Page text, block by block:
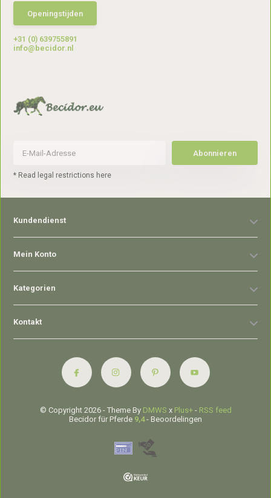
Openingstijden
+31 (0) 639755891
info@becidor.nl
Abonnieren
* Read legal restrictions here
Kundendienst
Mein Konto
Kategorien
Kontakt
© Copyright 2026 - Theme By DMWS x Plus+- RSS feed
Becidor für Pferde 9,4- Beoordelingen